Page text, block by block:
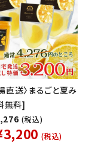
直送〉まるごと夏み
無料]
(税込)
(税込)